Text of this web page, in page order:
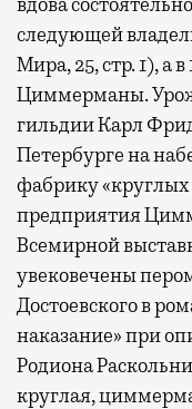
следующей
Мира, 25, стр. 1), а
Циммерманы.
гильдии Карл
Петербурге на
фабрику
предприятия
Всемирной
увековечены
Достоевского в
наказание» при
Родиона
круглая,